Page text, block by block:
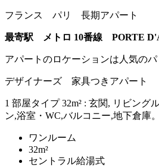
フランス パリ 長期アパート
最寄駅 メトロ 10番線 PORTE
アパートのロケーションは人気のパ
デザイナーズ 家具つきアパー
1 部屋タイプ 32m² : 玄関, リビング
ン,浴室・WC,バルコニー,地下倉庫。
ワンルーム
32m²
セントラル給湯式